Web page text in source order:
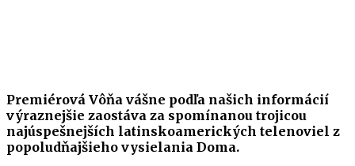
Premiérová Vôňa vášne podľa našich informácií
výraznejšie zaostáva za spomínanou trojicou
najúspešnejších latinskoamerických telenoviel z
popoludňajšieho vysielania Doma.